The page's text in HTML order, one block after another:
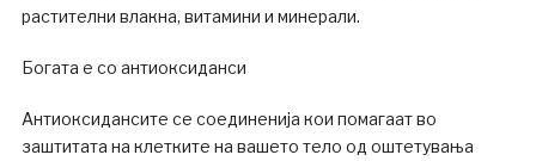
растителни влакна, витамини и минерали.
Богата е со антиоксиданси
Антиоксидансите се соединенија кои помагаат во
заштитата на клетките на вашето тело од оштетувања